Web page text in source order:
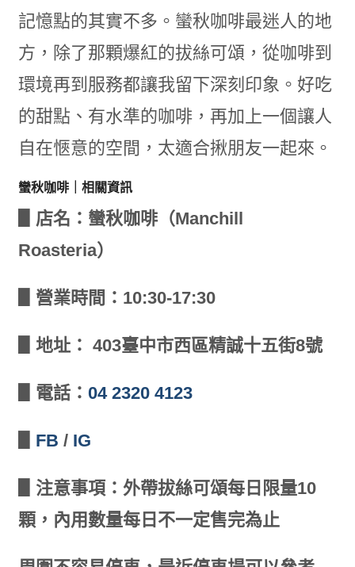
記憶點的其實不多。蠻秋咖啡最迷人的地
方，除了那顆爆紅的拔絲可頌，從咖啡到
環境再到服務都讓我留下深刻印象。好吃
的甜點、有水準的咖啡，再加上一個讓人
自在愜意的空間，太適合揪朋友一起來。
蠻秋咖啡｜相關資訊
▋店名：蠻秋咖啡（Manchill
Roasteria）
▋營業時間：10:30-17:30
▋地址： 403臺中市西區精誠十五街8號
▋電話： 04 2320 4123
FB / IG
▋注意事項：外帶拔絲可頌每日限量10
顆，內用數量每日不一定售完為止